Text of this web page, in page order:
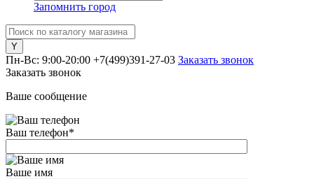
Запомнить город
Пн-Вс: 9:00-20:00 +7(499)391-27-03 Заказать звонок
Заказать звонок
Ваше сообщение
Ваш телефон*
Ваше имя